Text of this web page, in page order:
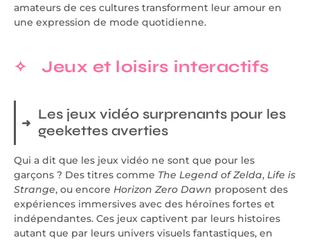
amateurs de ces cultures transforment leur amour en
une expression de mode quotidienne.
Jeux et loisirs interactifs
Les jeux vidéo surprenants pour les
geekettes averties
Qui a dit que les jeux vidéo ne sont que pour les
garçons ? Des titres comme The Legend of Zelda, Life is
Strange, ou encore Horizon Zero Dawn proposent des
expériences immersives avec des héroïnes fortes et
indépendantes. Ces jeux captivent par leurs histoires
autant que par leurs univers visuels fantastiques, en